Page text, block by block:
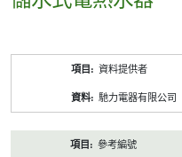
資料提供者
馳力電器有限公司
參考編號